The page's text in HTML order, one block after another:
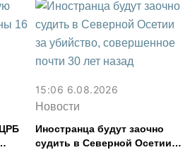
15:06 6.08.2026
Новости
Иностранца будут заочно
судить в Северной Осетии